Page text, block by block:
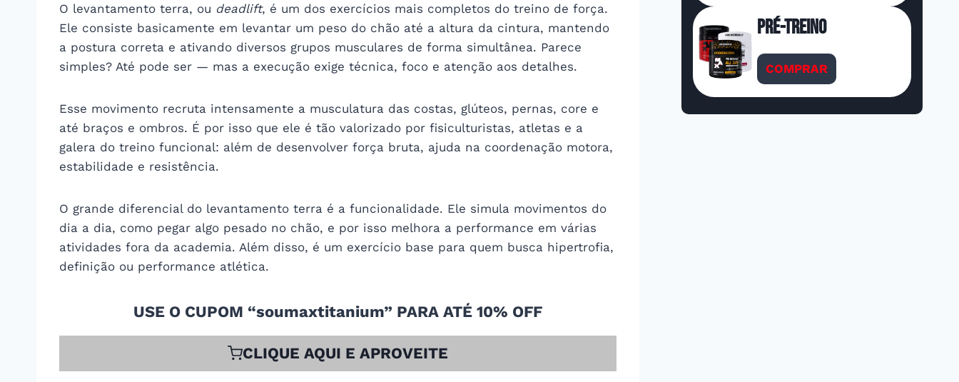
O levantamento terra, ou deadlift, é um dos exercícios mais completos do treino de força.
Ele consiste basicamente em levantar um peso do chão até a altura da cintura, mantendo
a postura correta e ativando diversos grupos musculares de forma simultânea. Parece
simples? Até pode ser — mas a execução exige técnica, foco e atenção aos detalhes.
Esse movimento recruta intensamente a musculatura das costas, glúteos, pernas, core e
até braços e ombros. É por isso que ele é tão valorizado por fisiculturistas, atletas e a
galera do treino funcional: além de desenvolver força bruta, ajuda na coordenação motora,
estabilidade e resistência.
O grande diferencial do levantamento terra é a funcionalidade. Ele simula movimentos do
dia a dia, como pegar algo pesado no chão, e por isso melhora a performance em várias
atividades fora da academia. Além disso, é um exercício base para quem busca hipertrofia,
definição ou performance atlética.
USE O CUPOM “soumaxtitanium” PARA ATÉ 10% OFF
CLIQUE AQUI E APROVEITE
Pré-Treino
COMPRAR